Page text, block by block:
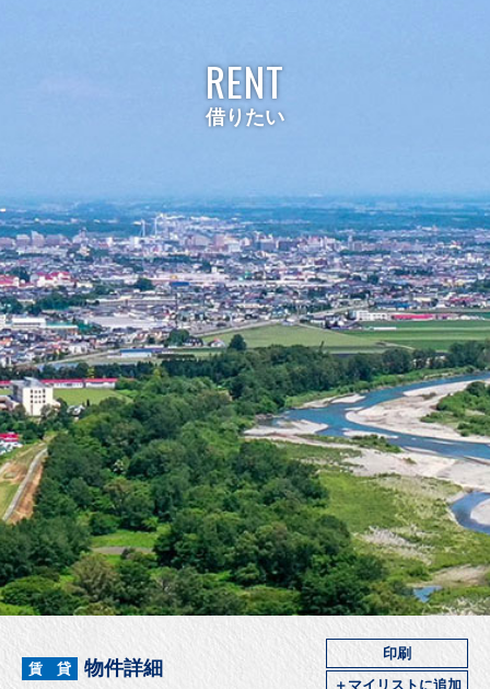
RENT
借りたい
賃 貸 物件詳細
印刷
＋マイリストに追加